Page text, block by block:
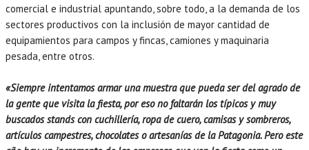
comercial e industrial apuntando, sobre todo, a la demanda de los
sectores productivos con la inclusión de mayor cantidad de
equipamientos para campos y fincas, camiones y maquinaria
pesada, entre otros.
«Siempre intentamos armar una muestra que pueda ser del agrado de
la gente que visita la fiesta, por eso no faltarán los típicos y muy
buscados stands con cuchillería, ropa de cuero, camisas y sombreros,
artículos campestres, chocolates o artesanías de la Patagonia. Pero este